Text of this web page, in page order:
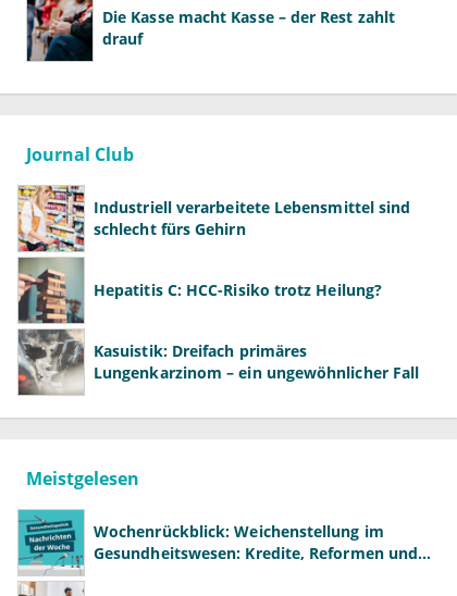
Die Kasse macht Kasse – der Rest zahlt
drauf
Journal Club
Industriell verarbeitete Lebensmittel sind
schlecht fürs Gehirn
Hepatitis C: HCC-Risiko trotz Heilung?
Kasuistik: Dreifach primäres
Lungenkarzinom – ein ungewöhnlicher Fall
Meistgelesen
Wochenrückblick: Weichenstellung im
Gesundheitswesen: Kredite, Reformen und